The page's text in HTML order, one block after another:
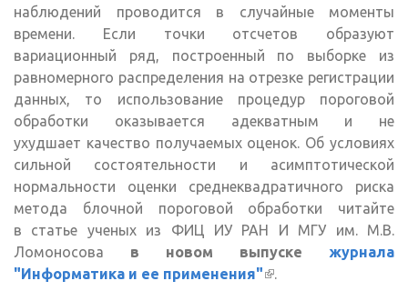
наблюдений проводится в случайные моменты
времени. Если точки отсчетов образуют
вариационный ряд, построенный по выборке из
равномерного распределения на отрезке регистрации
данных, то использование процедур пороговой
обработки оказывается адекватным и не
ухудшает качество получаемых оценок. Об условиях
сильной состоятельности и асимптотической
нормальности оценки среднеквадратичного риска
метода блочной пороговой обработки читайте
в статье ученых из ФИЦ ИУ РАН И МГУ им. М.В.
Ломоносова в новом выпуске журнала
"Информатика и ее применения"(внешняя
.